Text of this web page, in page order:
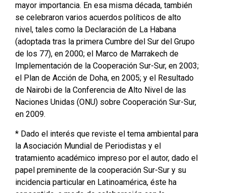
mayor importancia. En esa misma década, también
se celebraron varios acuerdos políticos de alto
nivel, tales como la Declaración de La Habana
(adoptada tras la primera Cumbre del Sur del Grupo
de los 77), en 2000; el Marco de Marrakech de
Implementación de la Cooperación Sur-Sur, en 2003;
el Plan de Acción de Doha, en 2005; y el Resultado
de Nairobi de la Conferencia de Alto Nivel de las
Naciones Unidas (ONU) sobre Cooperación Sur-Sur,
en 2009.
* Dado el interés que reviste el tema ambiental para
la Asociación Mundial de Periodistas y el
tratamiento académico impreso por el autor, dado el
papel preminente de la cooperación Sur-Sur y su
incidencia particular en Latinoamérica, éste ha